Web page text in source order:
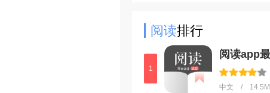
阅读排行
1
中文 / 14.5M